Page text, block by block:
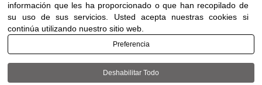
Terms of use Accessibility | All rights reserved to
información que les ha proporcionado o que han recopilado de
su uso de sus servicios. Usted acepta nuestras cookies si
continúa utilizando nuestro sitio web.
Preferencia
Deshabilitar Todo